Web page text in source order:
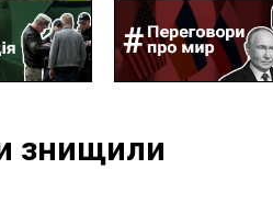
знищили